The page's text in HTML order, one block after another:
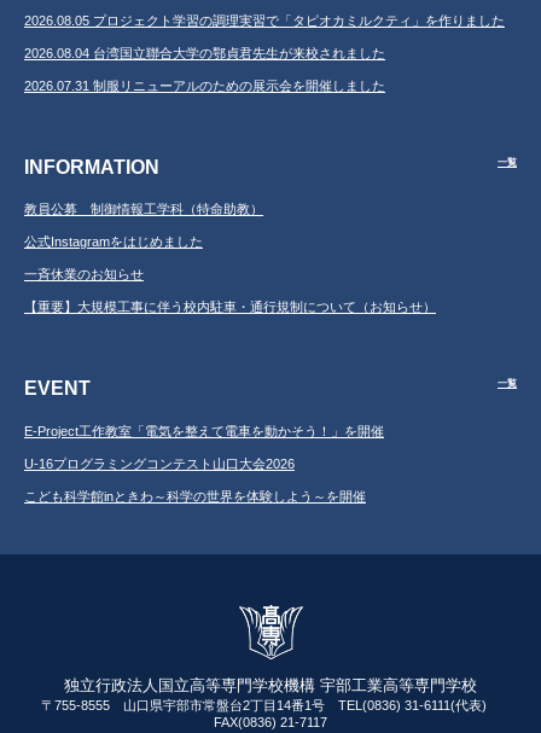
2026.08.05 プロジェクト学習の調理実習で「タピオカミルクティ」を作りました
2026.08.04 台湾国立聯合大学の鄂貞君先生が来校されました
2026.07.31 制服リニューアルのための展示会を開催しました
INFORMATION 一覧
教員公募 制御情報工学科（特命助教）
公式Instagramをはじめました
一斉休業のお知らせ
【重要】大規模工事に伴う校内駐車・通行規制について（お知らせ）
EVENT 一覧
E-Project工作教室「電気を整えて電車を動かそう！」を開催
U-16プログラミングコンテスト山口大会2026
こども科学館inときわ～科学の世界を体験しよう～を開催
独立行政法人国立高等専門学校機構 宇部工業高等専門学校
〒755-8555 山口県宇部市常盤台2丁目14番1号 TEL(0836) 31-6111(代表)
FAX(0836) 21-7117